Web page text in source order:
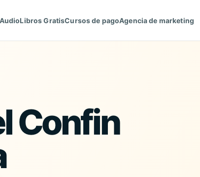
AudioLibros GratisCursos de pagoAgencia de marketing
Confin